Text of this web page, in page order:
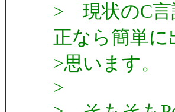
> 現状のC言
正なら簡単に
>思います。
>